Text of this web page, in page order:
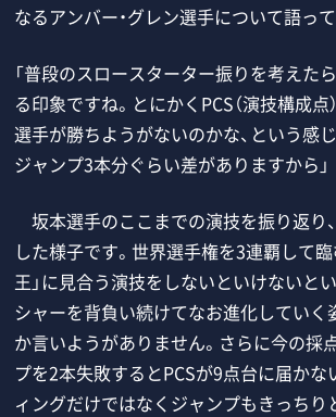
なるアンバー・グレン選手について語っ
「普段のスロースターター振りを考えた
る印象ですね。とにかくPCS（演技構成点
選手が勝ちようがないのかな、という感
ジャンプ3本分ぐらい差がありますから」
坂本選手のここまでの演技を振り返り
した様子です。世界選手権を3連覇して臨
王」に見合う演技をしないといけないと
シャーを背負い続けてなお進化していく
か言いようがありません。さらに今の採
プを2本失敗するとPCSが9点台に届かな
ィングだけではなくジャンプもきっちり